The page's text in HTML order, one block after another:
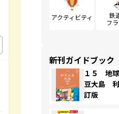
アクティビティ
鉄
フ
新刊ガイドブック
１５ 地
豆大島
訂版